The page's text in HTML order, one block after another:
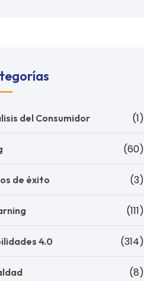
del Consumidor (1)
(60)
de éxito (3)
(111)
4.0 (314)
(8)